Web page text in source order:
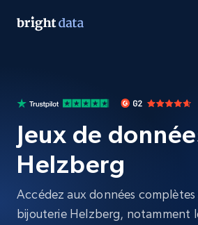
Jeux de
Helzberg
Accédez aux données
bijouterie Helzberg, notamment